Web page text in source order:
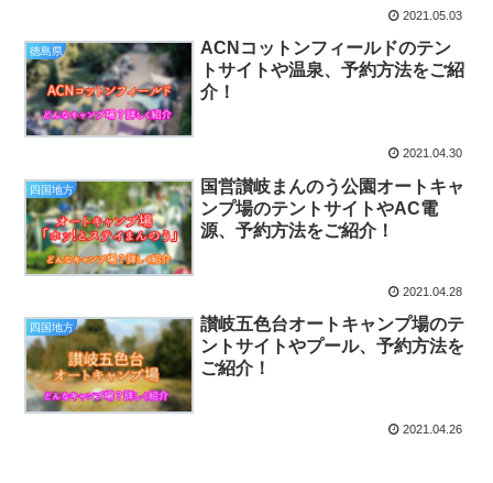
2021.05.03
徳島県
ACNコットンフィールドのテン
トサイトや温泉、予約方法をご紹
介！
2021.04.30
四国地方
国営讃岐まんのう公園オートキャ
ンプ場のテントサイトやAC電
源、予約方法をご紹介！
2021.04.28
四国地方
讃岐五色台オートキャンプ場のテ
ントサイトやプール、予約方法を
ご紹介！
2021.04.26